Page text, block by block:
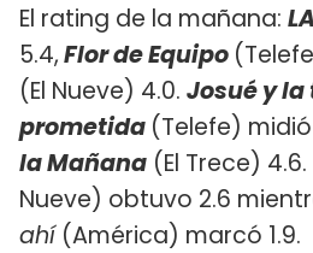
El rating de la mañana:
5.4,Flor de Equipo
(El Nueve) 4.0. Josué y
prometida (Telefe)
la Mañana (El Trece) 4.6.
Nueve) obtuvo 2.6
ahí(América) marcó 1.9.